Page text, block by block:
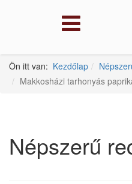
Ön itt van: Kezdőlap
Makkosházi tarhonyás
Népszerű